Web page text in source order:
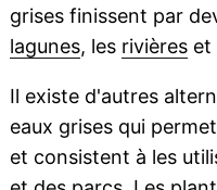
grises finissent par
lagunes, les rivièreset
Il existe d'autres
eaux grises qui
et consistent à les